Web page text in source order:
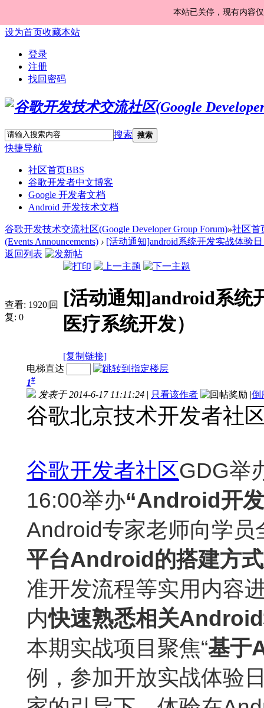
本站已关停，现有内容
设为首页收藏本站
登录
注册
找回密码
搜索 搜索
快捷导航
社区首页BBS
谷歌开发者中文博客
Google 开发者文档
Android 开发技术文档
谷歌开发技术交流社区(Google Developer Group Forum)»社区首
(Events Announcements) › [活动通知]android系统开发实战体验
返回列表
查看: 1920|回
复: 0
[活动通知]android系统
医疗系统开发）
[复制链接]
电梯直达
1#
发表于 2014-6-17 11:11:24 | 只看该作者 |倒
谷歌北京技术开发者社
谷歌开发者社区GDG举
16:00举办“Android 开
Android专家老师向学员
平台Android 的搭建方
准开发流程等实用内容
内快速熟悉相关Android
本期实战项目聚焦“基于
例，参加开放实战体验